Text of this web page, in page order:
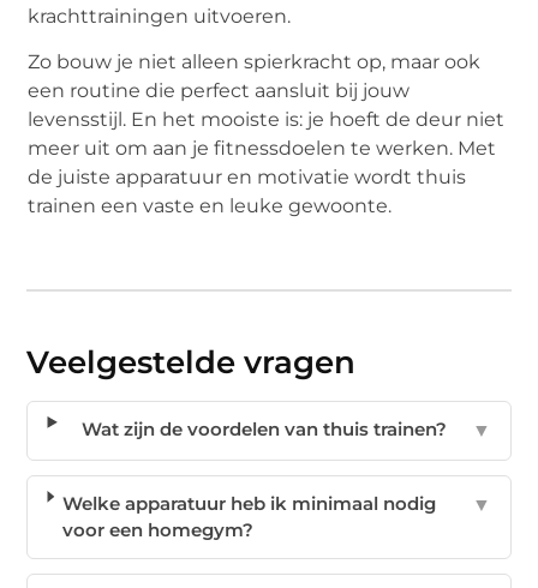
krachttrainingen uitvoeren.
Zo bouw je niet alleen spierkracht op, maar ook
een routine die perfect aansluit bij jouw
levensstijl. En het mooiste is: je hoeft de deur niet
meer uit om aan je fitnessdoelen te werken. Met
de juiste apparatuur en motivatie wordt thuis
trainen een vaste en leuke gewoonte.
Veelgestelde vragen
Wat zijn de voordelen van thuis trainen? ▼
Welke apparatuur heb ik minimaal nodig
voor een homegym?
▼